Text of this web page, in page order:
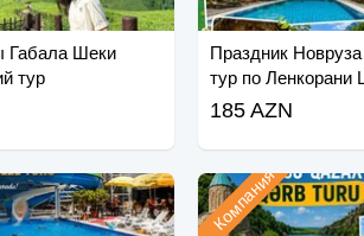
Габала Шеки
тур
Праздник
тур по Ленкорани
185 AZN
Компания